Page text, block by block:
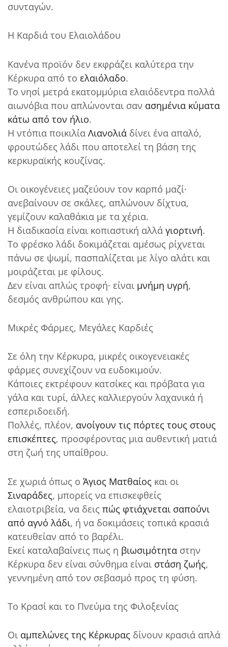
συνταγών.
Η Καρδιά του Ελαιολάδου
Κανένα προϊόν δεν εκφράζει καλύτερα την
Κέρκυρα από το ελαιόλαδο.
Το νησί μετρά εκατομμύρια ελαιόδεντρα πολλά
αιωνόβια που απλώνονται σαν ασημένια κύματα
κάτω από τον ήλιο.
Η ντόπια ποικιλία Λιανολιά δίνει ένα απαλό,
φρουτώδες λάδι που αποτελεί τη βάση της
κερκυραϊκής κουζίνας.
Οι οικογένειες μαζεύουν τον καρπό μαζί·
ανεβαίνουν σε σκάλες, απλώνουν δίχτυα,
γεμίζουν καλαθάκια με τα χέρια.
Η διαδικασία είναι κοπιαστική αλλά γιορτινή.
Το φρέσκο λάδι δοκιμάζεται αμέσως ρίχνεται
πάνω σε ψωμί, πασπαλίζεται με λίγο αλάτι και
μοιράζεται με φίλους.
Δεν είναι απλώς τροφή· είναι μνήμη υγρή,
δεσμός ανθρώπου και γης.
Μικρές Φάρμες, Μεγάλες Καρδιές
Σε όλη την Κέρκυρα, μικρές οικογενειακές
φάρμες συνεχίζουν να ευδοκιμούν.
Κάποιες εκτρέφουν κατσίκες και πρόβατα για
γάλα και τυρί, άλλες καλλιεργούν λαχανικά ή
εσπεριδοειδή.
Πολλές, πλέον, ανοίγουν τις πόρτες τους στους
επισκέπτες, προσφέροντας μια αυθεντική ματιά
στη ζωή της υπαίθρου.
Σε χωριά όπως ο Άγιος Ματθαίος και οι
Σιναράδες, μπορείς να επισκεφθείς
ελαιοτριβεία, να δεις πώς φτιάχνεται σαπούνι
από αγνό λάδι, ή να δοκιμάσεις τοπικά κρασιά
κατευθείαν από το βαρέλι.
Εκεί καταλαβαίνεις πως η βιωσιμότητα στην
Κέρκυρα δεν είναι σύνθημα είναι στάση ζωής,
γεννημένη από τον σεβασμό προς τη φύση.
Το Κρασί και το Πνεύμα της Φιλοξενίας
Οι αμπελώνες της Κέρκυρας δίνουν κρασιά απλά